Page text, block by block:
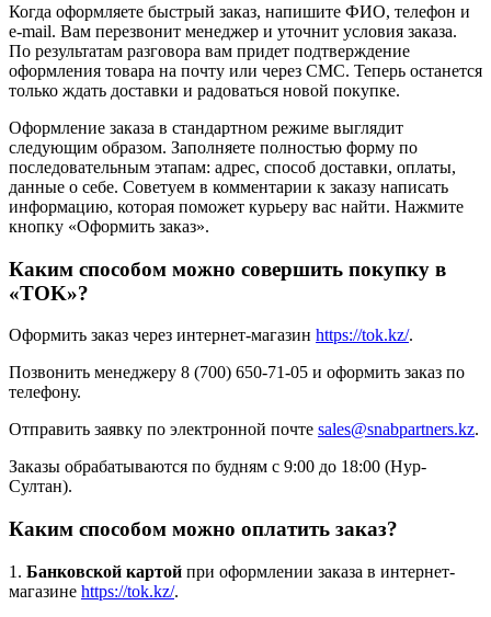
Когда оформляете быстрый заказ, напишите ФИО, телефон и
e-mail. Вам перезвонит менеджер и уточнит условия заказа.
По результатам разговора вам придет подтверждение
оформления товара на почту или через СМС. Теперь останется
только ждать доставки и радоваться новой покупке.
Оформление заказа в стандартном режиме выглядит
следующим образом. Заполняете полностью форму по
последовательным этапам: адрес, способ доставки, оплаты,
данные о себе. Советуем в комментарии к заказу написать
информацию, которая поможет курьеру вас найти. Нажмите
кнопку «Оформить заказ».
Каким способом можно совершить покупку в
«TOK»?
Оформить заказ через интернет-магазин https://tok.kz/.
Позвонить менеджеру 8 (700) 650-71-05 и оформить заказ по
телефону.
Отправить заявку по электронной почте sales@snabpartners.kz.
Заказы обрабатываются по будням с 9:00 до 18:00 (Нур-
Султан).
Каким способом можно оплатить заказ?
1. Банковской картой при оформлении заказа в интернет-
магазине https://tok.kz/.